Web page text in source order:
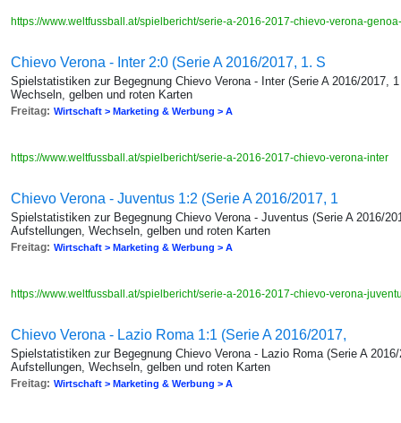
https://www.weltfussball.at/spielbericht/serie-a-2016-2017-chievo-verona-
Chievo Verona - Inter 2:0 (Serie A 2016/2017, 1. S
Spielstatistiken zur Begegnung Chievo Verona - Inter (Serie A 2016/2017,
Wechseln, gelben und roten Karten
Freitag: Wirtschaft > Marketing & Werbung > A
https://www.weltfussball.at/spielbericht/serie-a-2016-2017-chievo-verona-inter
Chievo Verona - Juventus 1:2 (Serie A 2016/2017, 1
Spielstatistiken zur Begegnung Chievo Verona - Juventus (Serie A 2016/
Aufstellungen, Wechseln, gelben und roten Karten
Freitag: Wirtschaft > Marketing & Werbung > A
https://www.weltfussball.at/spielbericht/serie-a-2016-2017-chievo-verona-
Chievo Verona - Lazio Roma 1:1 (Serie A 2016/2017,
Spielstatistiken zur Begegnung Chievo Verona - Lazio Roma (Serie A
Aufstellungen, Wechseln, gelben und roten Karten
Freitag: Wirtschaft > Marketing & Werbung > A